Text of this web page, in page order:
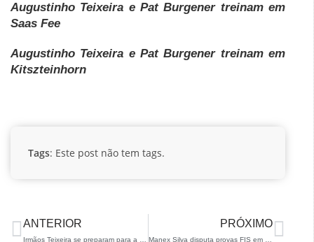
Augustinho Teixeira e Pat Burgener treinam em
Saas Fee
Augustinho Teixeira e Pat Burgener treinam em
Kitszteinhorn
Tags: Este post não tem tags.
ANTERIOR PRÓXIMO